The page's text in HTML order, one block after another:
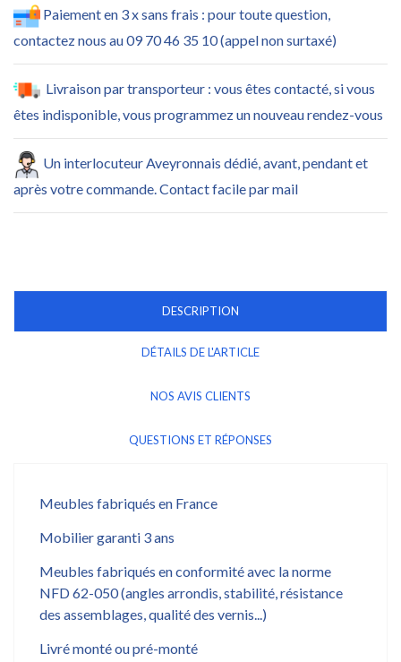
Paiement en 3 x sans frais : pour toute question,
contactez nous au 09 70 46 35 10 (appel non surtaxé)
Livraison par transporteur : vous êtes contacté, si vous
êtes indisponible, vous programmez un nouveau rendez-vous
Un interlocuteur Aveyronnais dédié, avant, pendant et
après votre commande. Contact facile par mail
DESCRIPTION
DÉTAILS DE L'ARTICLE
NOS AVIS CLIENTS
QUESTIONS ET RÉPONSES
Meubles fabriqués en France
Mobilier garanti 3 ans
Meubles fabriqués en conformité avec la norme
NFD 62-050 (angles arrondis, stabilité, résistance
des assemblages, qualité des vernis...)
Livré monté ou pré-monté